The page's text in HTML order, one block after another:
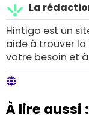
La
Hintigo est un
aide à trouver
votre besoin et
À lire aussi :